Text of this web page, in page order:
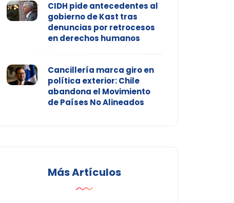
CIDH pide antecedentes al
gobierno de Kast tras
denuncias por retrocesos
en derechos humanos
Cancillería marca giro en
política exterior: Chile
abandona el Movimiento
de Países No Alineados
Más Artículos